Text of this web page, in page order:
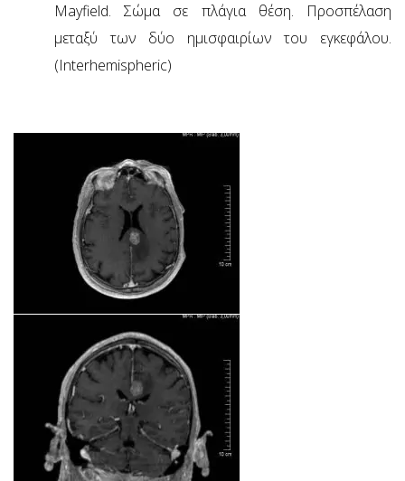
Mayfield. Σώμα σε πλάγια θέση. Προσπέλαση
μεταξύ των δύο ημισφαιρίων του εγκεφάλου.
(Interhemispheric)